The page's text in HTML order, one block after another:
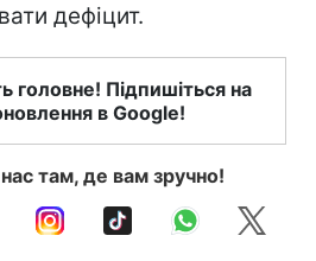
дефіцит.
головне! Підпишіться на
в Google!
там, де вам зручно!